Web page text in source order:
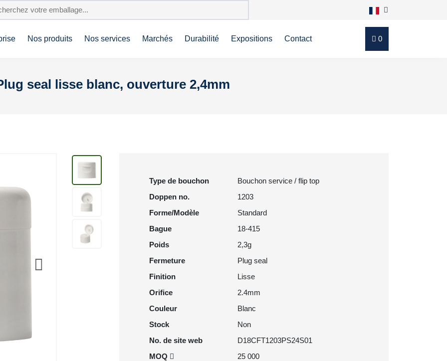
Nos produits Nos services Marchés Durabilité Expositions Contact 0
seal lisse blanc, ouverture 2,4mm
Type de bouchon
Bouchon service / flip top
Doppen no.
1203
Forme/Modèle
Standard
Bague
18-415
Poids
2,3g
Fermeture
Plug seal
Finition
Lisse
Orifice
2.4mm
Couleur
Blanc
Stock
Non
No. de site web
D18CFT1203PS24S01
MOQ
25 000